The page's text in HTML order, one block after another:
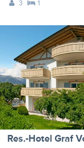
3 1
Res.-Hotel Graf